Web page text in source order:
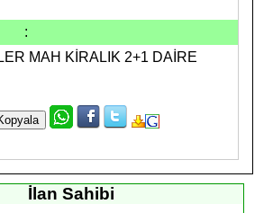
:
MAH KİRALIK 2+1 DAİRE
İlan Sahibi